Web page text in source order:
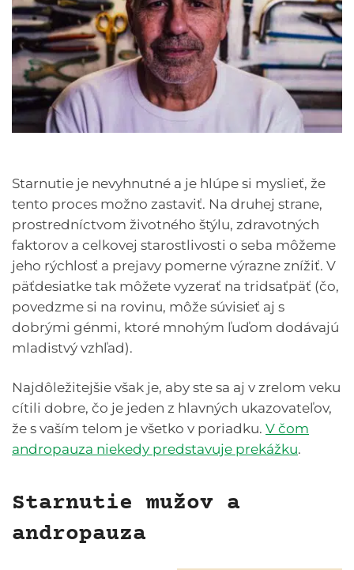
Starnutie je nevyhnutné a je hlúpe si myslieť, že
tento proces možno zastaviť. Na druhej strane,
prostredníctvom životného štýlu, zdravotných
faktorov a celkovej starostlivosti o seba môžeme
jeho rýchlosť a prejavy pomerne výrazne znížiť. V
päťdesiatke tak môžete vyzerať na tridsaťpäť (čo,
povedzme si na rovinu, môže súvisieť aj s
dobrými génmi, ktoré mnohým ľuďom dodávajú
mladistvý vzhľad).
Najdôležitejšie však je, aby ste sa aj v zrelom veku
cítili dobre, čo je jeden z hlavných ukazovateľov,
že s vaším telom je všetko v poriadku. V čom
andropauza niekedy predstavuje prekážku.
Starnutie mužov a
andropauza